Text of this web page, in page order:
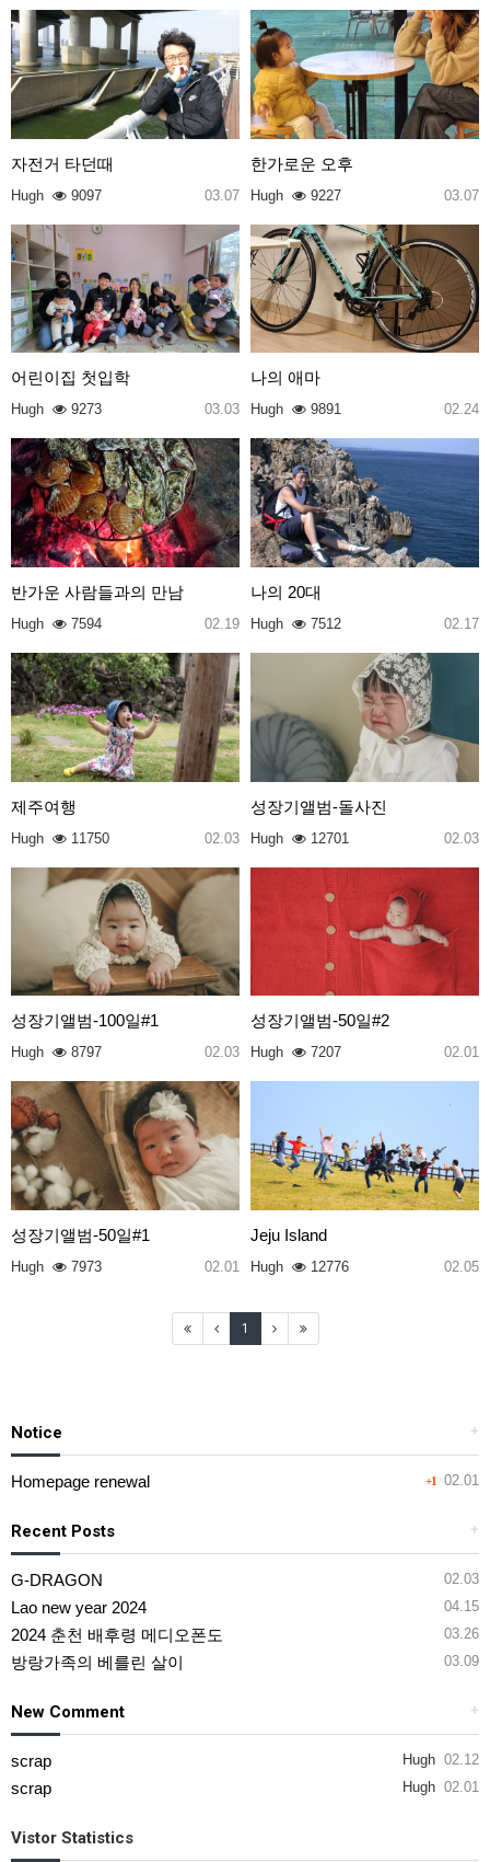
자전거 타던때
Hugh 9097 03.07
한가로운 오후
Hugh 9227 03.07
어린이집 첫입학
Hugh 9273 03.03
나의 애마
Hugh 9891 02.24
반가운 사람들과의 만남
Hugh 7594 02.19
나의 20대
Hugh 7512 02.17
제주여행
Hugh 11750 02.03
성장기앨범-돌사진
Hugh 12701 02.03
성장기앨범-100일#1
Hugh 8797 02.03
성장기앨범-50일#2
Hugh 7207 02.01
성장기앨범-50일#1
Hugh 7973 02.01
Jeju Island
Hugh 12776 02.05
1
+
Notice
+1 02.01
Homepage renewal
+
Recent Posts
02.03
G-DRAGON
04.15
Lao new year 2024
03.26
2024 춘천 배후령 메디오폰도
03.09
방랑가족의 베를린 살이
+
New Comment
Hugh 02.12
scrap
Hugh 02.01
scrap
Vistor Statistics